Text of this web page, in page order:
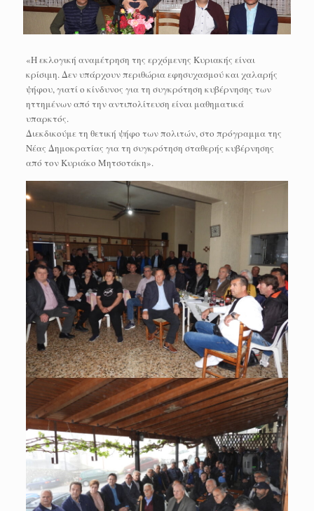
«Η εκλογική αναμέτρηση της ερχόμενης Κυριακής είναι
κρίσιμη. Δεν υπάρχουν περιθώρια εφησυχασμού και χαλαρής
ψήφου, γιατί ο κίνδυνος για τη συγκρότηση κυβέρνησης των
ηττημένων από την αντιπολίτευση είναι μαθηματικά
υπαρκτός.
Διεκδικούμε τη θετική ψήφο των πολιτών, στο πρόγραμμα της
Νέας Δημοκρατίας για τη συγκρότηση σταθερής κυβέρνησης
από τον Κυριάκο Μητσοτάκη».